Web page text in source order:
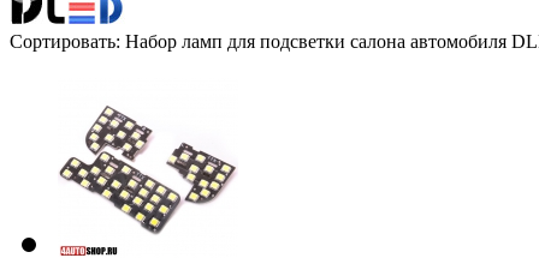
Сортировать: Набор ламп для подсветки салона автомобиля